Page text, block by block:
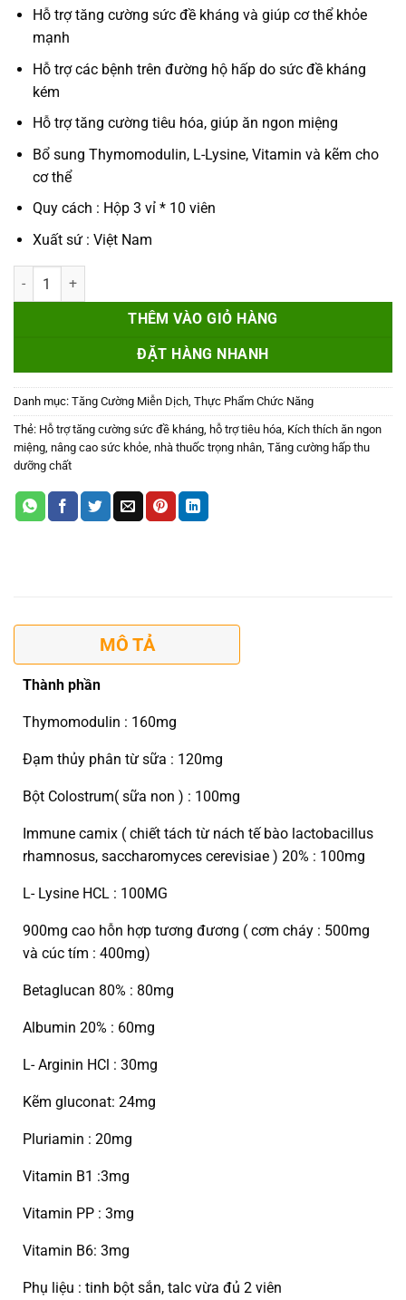
Hỗ trợ tăng cường sức đề kháng và giúp cơ thể khỏe
mạnh
Hỗ trợ các bệnh trên đường hộ hấp do sức đề kháng
kém
Hỗ trợ tăng cường tiêu hóa, giúp ăn ngon miệng
Bổ sung Thymomodulin, L-Lysine, Vitamin và kẽm cho
cơ thể
Quy cách : Hộp 3 vỉ * 10 viên
Xuất sứ : Việt Nam
Thymodulin - Tăng cường sức đề kháng số lượng
THÊM VÀO GIỎ HÀNG
ĐẶT HÀNG NHANH
Danh mục: Tăng Cường Miễn Dịch, Thực Phẩm Chức Năng
Thẻ: Hỗ trợ tăng cường sức đề kháng, hỗ trợ tiêu hóa, Kích thích ăn ngon
miệng, nâng cao sức khỏe, nhà thuốc trọng nhân, Tăng cường hấp thu
dưỡng chất
MÔ TẢ
Thành phần
Thymomodulin : 160mg
Đạm thủy phân từ sữa : 120mg
Bột Colostrum( sữa non ) : 100mg
Immune camix ( chiết tách từ nách tế bào lactobacillus
rhamnosus, saccharomyces cerevisiae ) 20% : 100mg
L- Lysine HCL : 100MG
900mg cao hỗn hợp tương đương ( cơm cháy : 500mg
và cúc tím : 400mg)
Betaglucan 80% : 80mg
Albumin 20% : 60mg
L- Arginin HCl : 30mg
Kẽm gluconat: 24mg
Pluriamin : 20mg
Vitamin B1 :3mg
Vitamin PP : 3mg
Vitamin B6: 3mg
Phụ liệu : tinh bột sắn, talc vừa đủ 2 viên